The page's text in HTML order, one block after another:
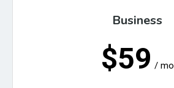
Business
$59 / mo